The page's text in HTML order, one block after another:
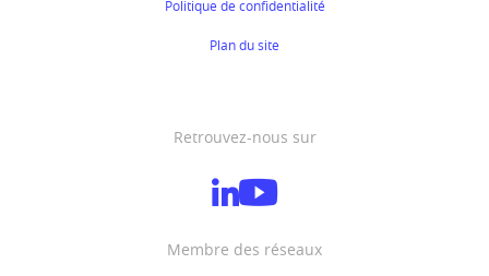
Politique de confidentialité
Plan du site
Retrouvez-nous sur
Membre des réseaux